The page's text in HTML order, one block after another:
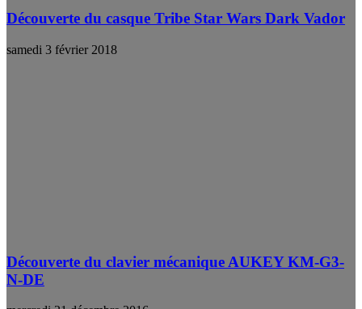
Découverte du casque Tribe Star Wars Dark Vador
samedi 3 février 2018
Découverte du clavier mécanique AUKEY KM-G3-
N-DE